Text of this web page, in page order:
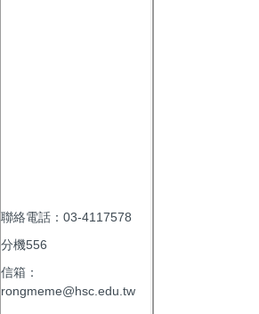
聯絡電話：03-4117578
分機556
信箱：
rongmeme@hsc.edu.tw